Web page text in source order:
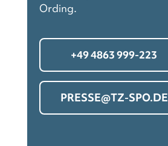
Ording.
+49 4863 999-223
PRESSE@TZ-SPO.DE